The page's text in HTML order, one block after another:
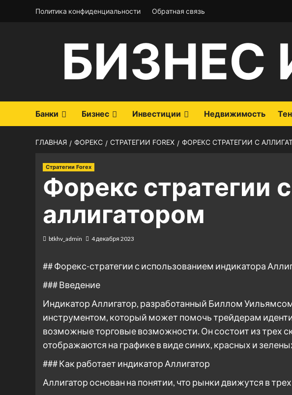
Политика конфиденциальности Обратная связь
Банки Бизнес Инвестиции Недвижимость
ГЛАВНАЯ ФОРЕКС СТРАТЕГИИ FOREX ФОРЕКС СТРАТЕГИИ С
Стратегии Forex
Форекс стратегии с
аллигатором
btkhv_admin 4 декабря 2023
## Форекс-стратегии с использованием индикатора
### Введение
Индикатор Аллигатор, разработанный Биллом
инструментом, который может помочь трейдерам
возможные торговые возможности. Он состоит из трех
отображаются на графике в виде синих, красных и
### Как работает индикатор Аллигатор
Аллигатор основан на понятии, что рынки движутся в